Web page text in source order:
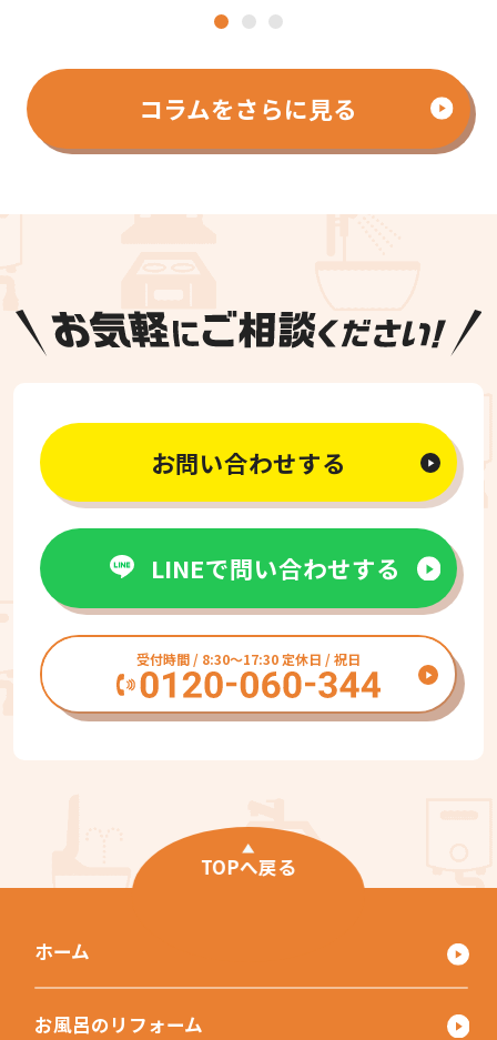
1 2 3
コラムをさらに見る
お問い合わせする
LINEで問い合わせする
受付時間 / 8:30〜17:30 定休日 / 祝日
TOPへ戻る
ホーム
お風呂のリフォーム